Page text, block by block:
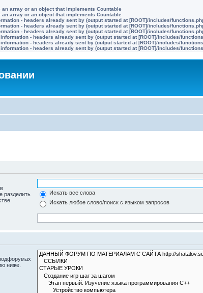
an array or an object that implements Countable
an array or an object that implements Countable
- headers already sent by (output started at [ROOT]/includes/
- headers already sent by (output started at [ROOT]/includes/
- headers already sent by (output started at [ROOT]/includes/
- headers already sent by (output started at [ROOT]/includes/
- headers already sent by (output started at [ROOT]/includes/
- headers already sent by (output started at [ROOT]/includes/
разделить
Искать все слова
Искать любое слово/поиск с языком запросов
ниже.